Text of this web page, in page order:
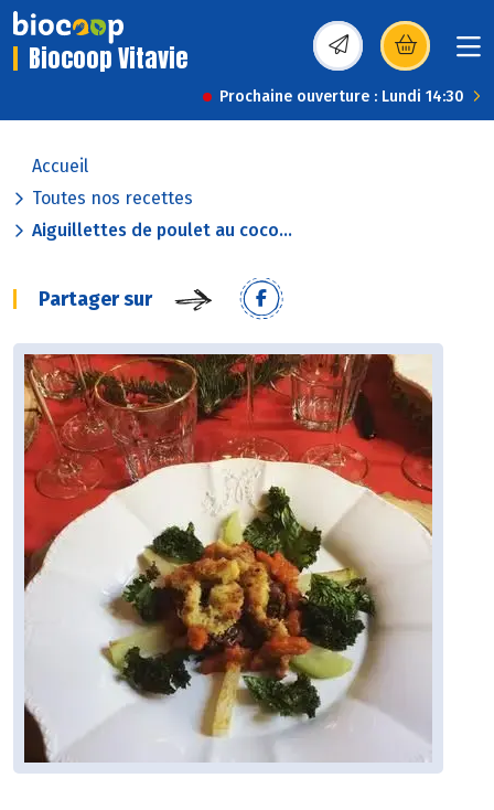
Biocoop Vitavie (s’ouvre dans une
Prochaine ouverture : Lundi 14:30
Accueil
Toutes nos recettes
Aiguillettes de poulet au coco...
Partager sur